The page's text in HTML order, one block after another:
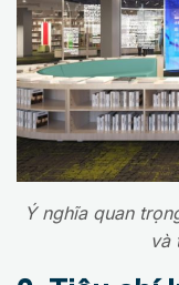
Ý nghĩa quan
và